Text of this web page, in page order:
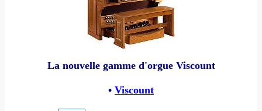
La nouvelle gamme d'orgue Viscount
• Viscount